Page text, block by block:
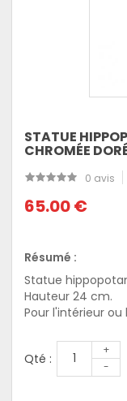
STATUE
CHROMÉE
0 avis
65.00 €
Résumé :
Statue
Hauteur 24 cm.
Pour l'intérieur ou
Qté :
+
-